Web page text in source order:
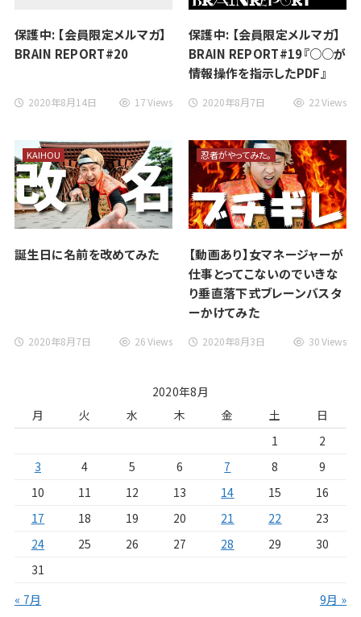
保護中: 【会員限定メルマガ】
BRAIN REPORT#20
2020年8月14日 17 Views
保護中: 【会員限定メルマガ】
BRAIN REPORT#19『○○が
情報操作を指示したPDF』
2020年8月7日 22 Views
誕生日に名前を改めてみた
2020年8月7日
KAIHOU
26 Views
【動画あり】女マネージャーが
仕事とってこないのでいきな
り垂直落下式ブレーンバスタ
ーかけてみた
2020年8月3日
忍者がやってみた。
30 Views
2020年8月
月
火 水 木 金 土
日
1
2
3
4 5 6 7 8
9
10
11 12 13 14 15
16
17
18 19 20 21 22
23
24
25 26 27 28 29
30
31
« 7月
9月 »